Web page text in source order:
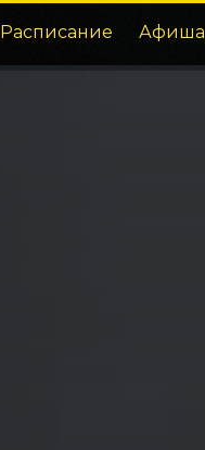
Расписание Афиша